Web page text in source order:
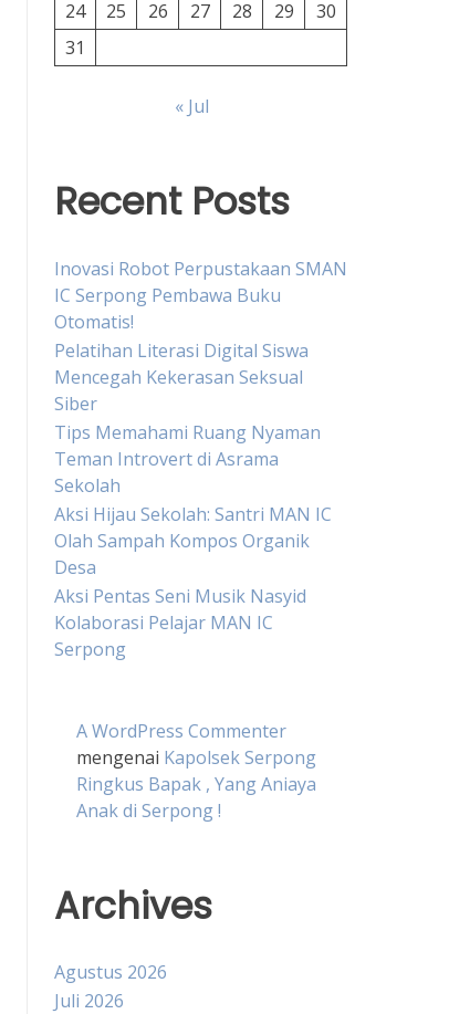
24
25 26 27 28 29
30
31
« Jul
Recent Posts
Inovasi Robot Perpustakaan SMAN
IC Serpong Pembawa Buku
Otomatis!
Pelatihan Literasi Digital Siswa
Mencegah Kekerasan Seksual
Siber
Tips Memahami Ruang Nyaman
Teman Introvert di Asrama
Sekolah
Aksi Hijau Sekolah: Santri MAN IC
Olah Sampah Kompos Organik
Desa
Aksi Pentas Seni Musik Nasyid
Kolaborasi Pelajar MAN IC
Serpong
A WordPress Commenter
mengenai Kapolsek Serpong
Ringkus Bapak , Yang Aniaya
Anak di Serpong !
Archives
Agustus 2026
Juli 2026